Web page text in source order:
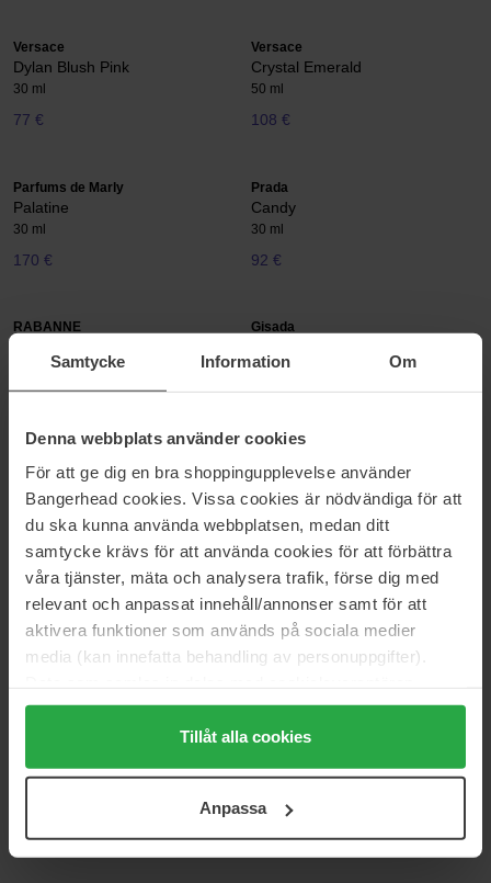
Samtycke Information Om
Denna webbplats använder cookies
För att ge dig en bra shoppingupplevelse använder
Bangerhead cookies. Vissa cookies är nödvändiga för att
du ska kunna använda webbplatsen, medan ditt
samtycke krävs för att använda cookies för att förbättra
våra tjänster, mäta och analysera trafik, förse dig med
relevant och anpassat innehåll/annonser samt för att
aktivera funktioner som används på sociala medier
media (kan innefatta behandling av personuppgifter).
Genom att trycka på "Tillåt alla cookies" accepterar du
alla cookies, medan du under "Detaljer" kan anpassa
användningen av cookies. Du kan när som helst återkalla
samt vår Integritetspolicy.
Tillåt alla cookies
Anpassa
Versace
Dylan Blush Pink
30 ml
77 €
Versace
Crystal Emerald
50 ml
108 €
Parfums de Marly
Palatine
30 ml
170 €
Prada
Candy
30 ml
92 €
RABANNE Gisada
50 ml
JEAN PAUL GAULTIER
Gaultier Divine Couture
100 ml
Narciso Rodriguez
For Her Intense
50 ml
MAC Cosmetics
Turquatic Fragrance
Juliette has a gun
Not A Perfume
Athénais
Niet op voorraad
Clarins
Eau des Jardins
32 €